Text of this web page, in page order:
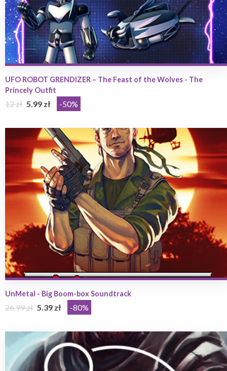
UFO ROBOT GRENDIZER – The Feast of the Wolves - The
Princely Outfit
12 zł 5.99 zł -50%
UnMetal - Big Boom-box Soundtrack
26.99 zł 5.39 zł -80%